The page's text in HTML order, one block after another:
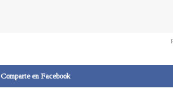
Comparte en Facebook